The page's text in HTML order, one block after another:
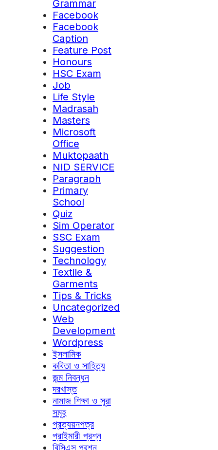
Grammar
Facebook
Facebook
Caption
Feature Post
Honours
HSC Exam
Job
Life Style
Madrasah
Masters
Microsoft
Office
Muktopaath
NID SERVICE
Paragraph
Primary
School
Quiz
Sim Operator
SSC Exam
Suggestion
Technology
Textile &
Garments
Tips & Tricks
Uncategorized
Web
Development
Wordpress
ইসলামিক
কবিতা ও সাহিত্য
জন্ম নিবন্ধন
দরখাস্ত
নামাজ শিক্ষা ও সূরা
সমূহ
প্রত্যয়নপত্র
প্রাইমারী প্রশ্ন
বিসিএস প্রশ্ন